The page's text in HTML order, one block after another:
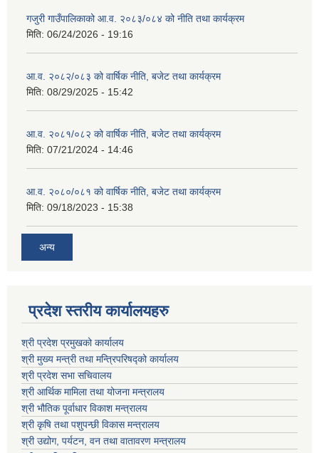
गजुरी गाउँपालिकाको आ.व. २०८३/०८४ को नीति तथा कार्यक्रम
मिति: 06/24/2026 - 19:16
आ.व. २०८२/०८३ को वार्षिक नीति, बजेट तथा कार्यक्रम
मिति: 08/29/2025 - 15:42
आ.व. २०८१/०८२ को वार्षिक नीति, बजेट तथा कार्यक्रम
मिति: 07/21/2024 - 14:46
आ.व. २०८०/०८१ को वार्षिक नीति, बजेट तथा कार्यक्रम
मिति: 09/18/2023 - 15:38
अन्य
प्रदेश स्तरीय कार्यालयहरु
श्री प्रदेश प्रमुखको कार्यालय
श्री मुख्य मन्त्री तथा मन्त्रिपरिषद्को कार्यालय
श्री प्रदेश सभा सचिवालय
श्री आर्थिक मामिला तथा योजना मन्त्रालय
श्री भौतिक पूर्वाधार विकाश मन्त्रालय
श्री कृषि तथा पशुपन्छी विकास मन्त्रालय
श्री उद्योग, पर्यटन, वन तथा वातावरण मन्त्रालय